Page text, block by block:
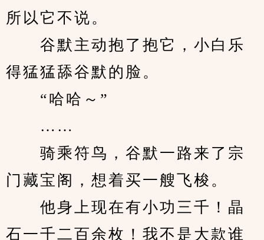
所以它不说。
谷默主动抱了抱它，小白乐
得猛猛舔谷默的脸。
“哈哈～”
……
骑乘符鸟，谷默一路来了宗
门藏宝阁，想着买一艘飞梭。
他身上现在有小功三千！晶
石一千二百余枚！我不是大款谁